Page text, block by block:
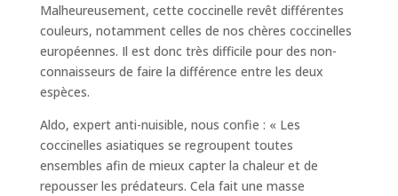
Malheureusement, cette coccinelle revêt différentes
couleurs, notamment celles de nos chères coccinelles
européennes. Il est donc très difficile pour des non-
connaisseurs de faire la différence entre les deux
espèces.
Aldo, expert anti-nuisible, nous confie : « Les
coccinelles asiatiques se regroupent toutes
ensembles afin de mieux capter la chaleur et de
repousser les prédateurs. Cela fait une masse